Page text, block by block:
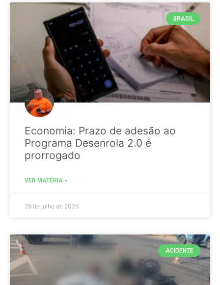
BRASIL
Economia: Prazo de adesão ao
Programa Desenrola 2.0 é
prorrogado
VER MATÉRIA »
29 de julho de 2026
ACIDENTE